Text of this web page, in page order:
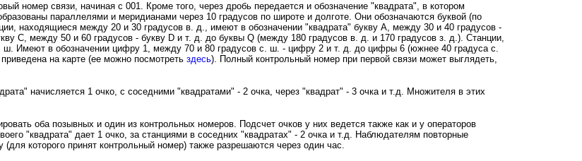
номер связи, начиная с 001. Кроме того, через дробь передается и обозначение "квадрата", в котором
параллелями и меридианами через 10 градусов по широте и долготе. Они обозначаются буквой (по
находящиеся между 20 и 30 градусов в. д., имеют в обозначении "квадрата" букву А, между 30 и 40 градусов -
С, между 50 и 60 градусов - букву D и т. д. до буквы Q (между 180 градусов в. д. и 170 градусов з. д.). Станции,
ш. Имеют в обозначении цифру 1, между 70 и 80 градусов с. ш. - цифру 2 и т. д. до цифры 6 (южнее 40 градуса с.
на карте (ее можно посмотреть здесь). Полный контрольный номер при первой связи может выглядеть,
начисляется 1 очко, с соседними "квадратами" - 2 очка, через "квадрат" - 3 очка и т.д. Множителя в этих
оба позывных и один из контрольных номеров. Подсчет очков у них ведется также как и у операторов
"квадрата" дает 1 очко, за станциями в соседних "квадратах" - 2 очка и т.д. Наблюдателям повторные
которого принят контрольный номер) также разрешаются через один час.